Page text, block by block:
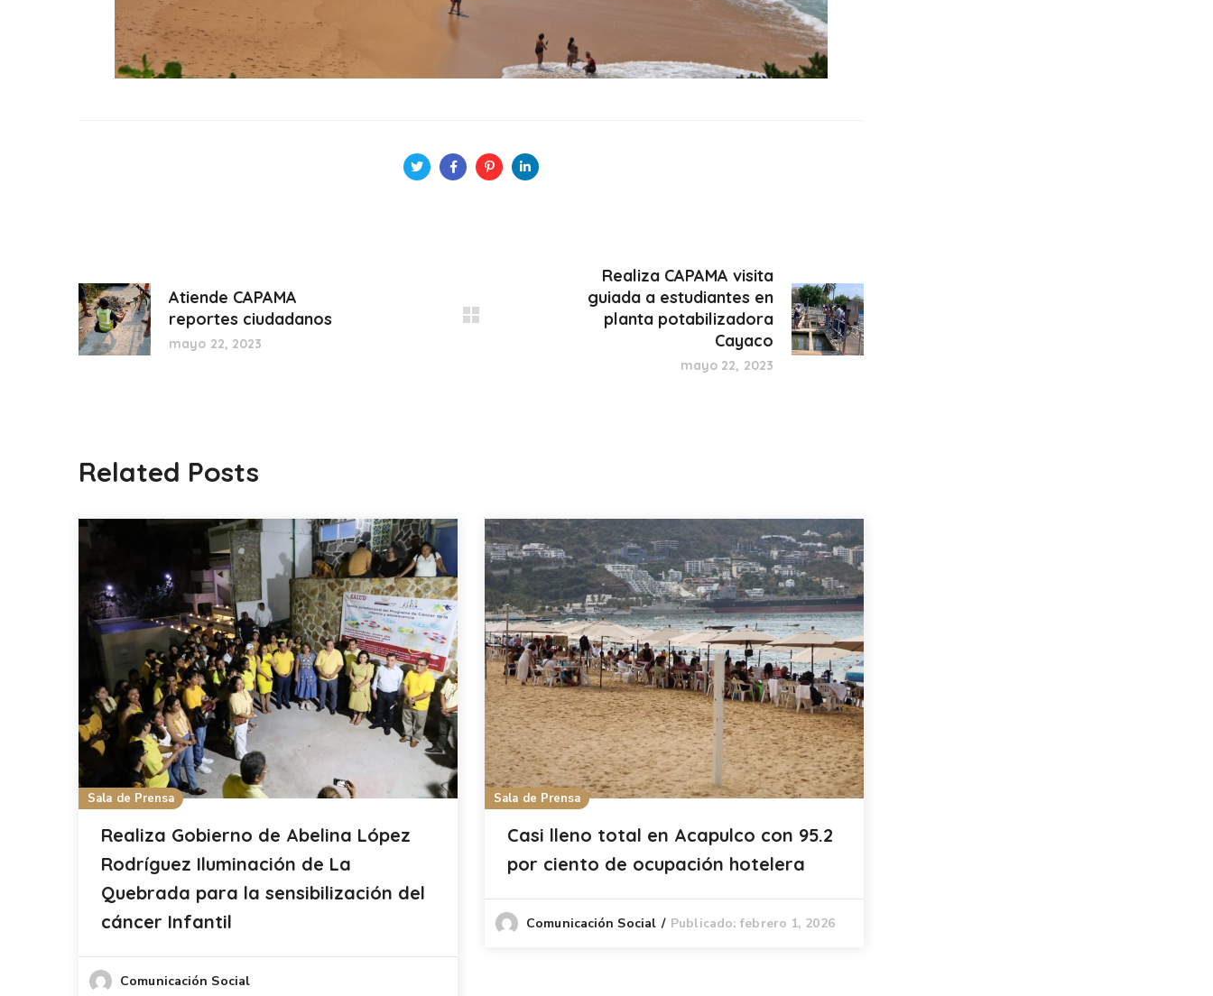
Atiende CAPAMA
reportes ciudadanos
mayo 22, 2023
Realiza CAPAMA visita
guiada a estudiantes en
planta potabilizadora
Cayaco
mayo 22, 2023
Related Posts
Sala de Prensa
Realiza Gobierno de Abelina López
Rodríguez Iluminación de La
Quebrada para la sensibilización del
cáncer Infantil
Comunicación Social
Sala de Prensa
Casi lleno total en Acapulco con 95.2
por ciento de ocupación hotelera
Comunicación Social Publicado: febrero 1, 2026